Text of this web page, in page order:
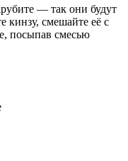
— так они будут
кинзу, смешайте её с
посыпав смесью